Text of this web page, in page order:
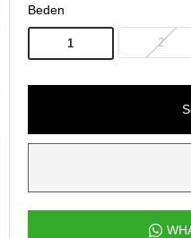
Beden
1 2